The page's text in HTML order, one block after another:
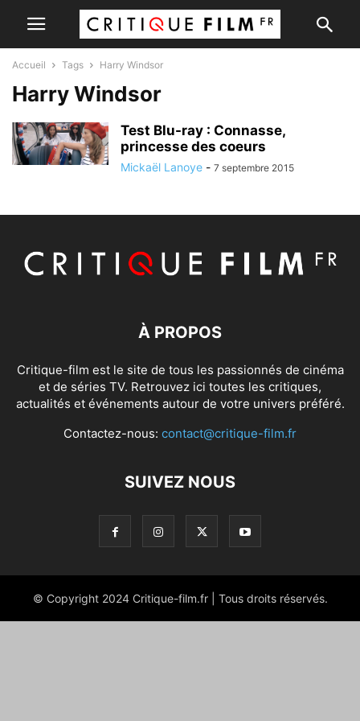
Accueil Tags Harry Windsor
Harry Windsor
Test Blu-ray : Connasse,
princesse des coeurs
Mickaël Lanoye - 7 septembre 2015
À PROPOS
Critique-film est le site de tous les passionnés de cinéma
et de séries TV. Retrouvez ici toutes les critiques,
actualités et événements autour de votre univers préféré.
Contactez-nous: contact@critique-film.fr
SUIVEZ NOUS
© Copyright 2024 Critique-film.fr | Tous droits réservés.